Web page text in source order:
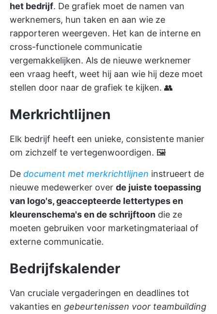
het bedrijf. De grafiek moet de namen van
werknemers, hun taken en aan wie ze
rapporteren weergeven. Het kan de interne en
cross-functionele communicatie
vergemakkelijken. Als de nieuwe werknemer
een vraag heeft, weet hij aan wie hij deze moet
stellen door naar de grafiek te kijken. 👥
Merkrichtlijnen
Elk bedrijf heeft een unieke, consistente manier
om zichzelf te vertegenwoordigen. 🖼️
De document met merkrichtlijnen instrueert de
nieuwe medewerker over de juiste toepassing
van logo's, geaccepteerde lettertypes en
kleurenschema's en de schrijftoon die ze
moeten gebruiken voor marketingmateriaal of
externe communicatie.
Bedrijfskalender
Van cruciale vergaderingen en deadlines tot
vakanties en gebeurtenissen voor teambuilding